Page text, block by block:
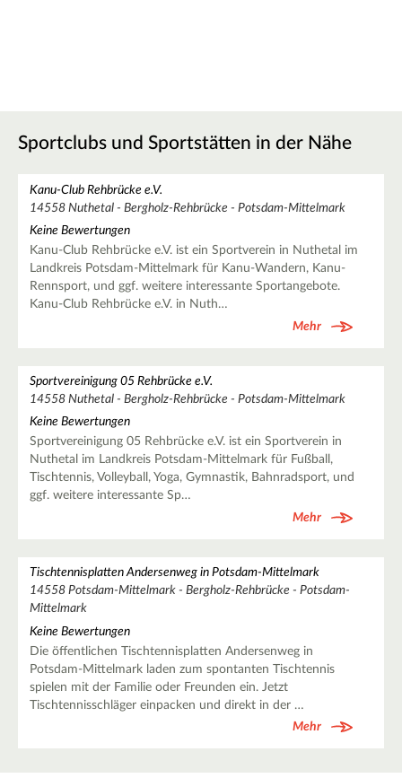
Sportclubs und Sportstätten in der Nähe
Kanu-Club Rehbrücke e.V.
14558 Nuthetal - Bergholz-Rehbrücke - Potsdam-Mittelmark
Keine Bewertungen
Kanu-Club Rehbrücke e.V. ist ein Sportverein in Nuthetal im
Landkreis Potsdam-Mittelmark für Kanu-Wandern, Kanu-
Rennsport, und ggf. weitere interessante Sportangebote.
Kanu-Club Rehbrücke e.V. in Nuth…
Mehr
Sportvereinigung 05 Rehbrücke e.V.
14558 Nuthetal - Bergholz-Rehbrücke - Potsdam-Mittelmark
Keine Bewertungen
Sportvereinigung 05 Rehbrücke e.V. ist ein Sportverein in
Nuthetal im Landkreis Potsdam-Mittelmark für Fußball,
Tischtennis, Volleyball, Yoga, Gymnastik, Bahnradsport, und
ggf. weitere interessante Sp…
Mehr
Tischtennisplatten Andersenweg in Potsdam-Mittelmark
14558 Potsdam-Mittelmark - Bergholz-Rehbrücke - Potsdam-
Mittelmark
Keine Bewertungen
Die öffentlichen Tischtennisplatten Andersenweg in
Potsdam-Mittelmark laden zum spontanten Tischtennis
spielen mit der Familie oder Freunden ein. Jetzt
Tischtennisschläger einpacken und direkt in der …
Mehr